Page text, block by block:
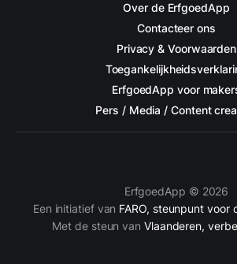
Over de ErfgoedApp
Contacteer ons
Privacy & Voorwaarden
ErfgoedApp voor
Pers / Media / Content
ErfgoedApp © 2026
Een initiatief van FARO, steunpunt voor
Met de steun van Vlaanderen,